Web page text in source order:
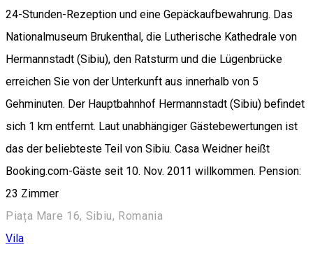
24-Stunden-Rezeption und eine Gepäckaufbewahrung. Das
Nationalmuseum Brukenthal, die Lutherische Kathedrale von
Hermannstadt (Sibiu), den Ratsturm und die Lügenbrücke
erreichen Sie von der Unterkunft aus innerhalb von 5
Gehminuten. Der Hauptbahnhof Hermannstadt (Sibiu) befindet
sich 1 km entfernt. Laut unabhängiger Gästebewertungen ist
das der beliebteste Teil von Sibiu. Casa Weidner heißt
Booking.com-Gäste seit 10. Nov. 2011 willkommen. Pension:
23 Zimmer
Piața Mare 16, Sibiu, Romania
Vila